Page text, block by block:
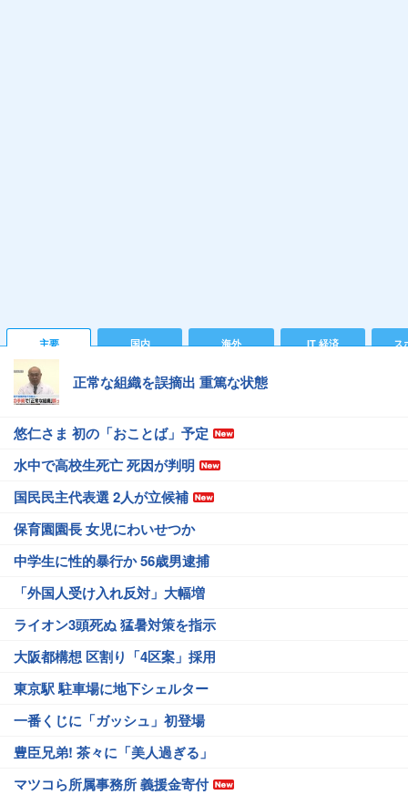
主要 国内 海外 IT 経済 ス
正常な組織を誤摘出 重篤な状態
悠仁さま 初の「おことば」予定
水中で高校生死亡 死因が判明
国民民主代表選 2人が立候補
保育園園長 女児にわいせつか
中学生に性的暴行か 56歳男逮捕
「外国人受け入れ反対」大幅増
ライオン3頭死ぬ 猛暑対策を指示
大阪都構想 区割り「4区案」採用
東京駅 駐車場に地下シェルター
一番くじに「ガッシュ」初登場
豊臣兄弟! 茶々に「美人過ぎる」
マツコら所属事務所 義援金寄付